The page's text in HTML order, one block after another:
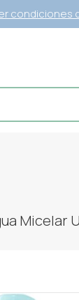
condiciones
Micelar